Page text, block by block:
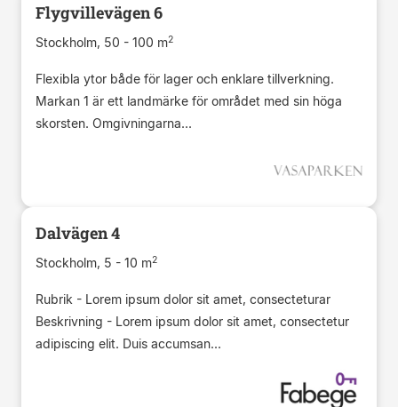
Flygvillevägen 6
Stockholm, 50 - 100 m2
Flexibla ytor både för lager och enklare tillverkning.
Markan 1 är ett landmärke för området med sin höga
skorsten. Omgivningarna...
Dalvägen 4
Stockholm, 5 - 10 m2
Rubrik - Lorem ipsum dolor sit amet, consecteturar
Beskrivning - Lorem ipsum dolor sit amet, consectetur
adipiscing elit. Duis accumsan...